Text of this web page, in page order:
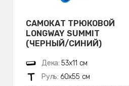
САМОКАТ ТРЮКОВОЙ
LONGWAY SUMMIT
(ЧЕРНЫЙ/СИНИЙ)
Дека: 53х11 см
Руль: 60х55 см